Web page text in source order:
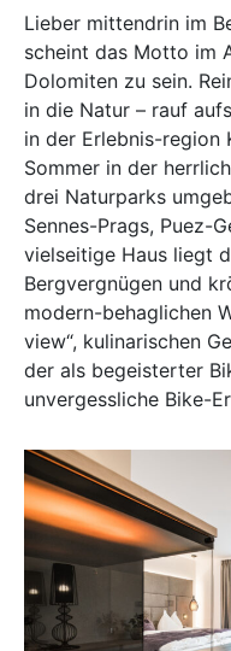
Lieber mittendrin im
scheint das Motto im
Dolomiten zu sein.
in die Natur – rauf
in der Erlebnis-region
Sommer in der
drei Naturparks
Sennes-Prags, Puez-
vielseitige Haus liegt
Bergvergnügen und
modern-behaglichen
view“, kulinarischen
der als begeisterter
unvergessliche Bike-